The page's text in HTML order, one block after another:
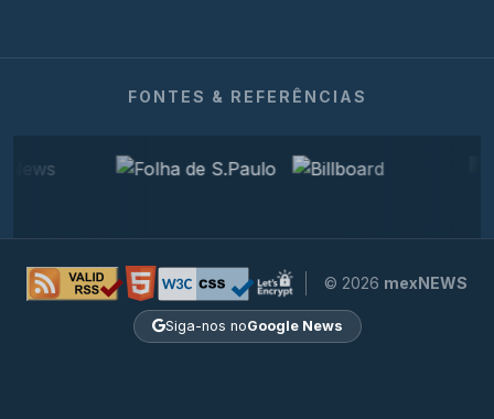
FONTES & REFERÊNCIAS
© 2026 mexNEWS
Siga-nos noGoogle News